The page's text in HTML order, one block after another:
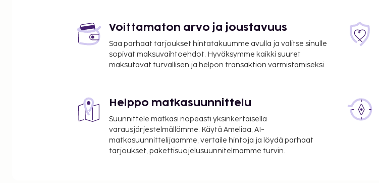
Rue Cler - 2,6 km / 1,6 mi
Les Invalides - 2,7 km / 1,7 mi
Eiffel-torni - 3,1 km / 1,9 mi
Luxemburgin puisto - 3,1 km / 1,9 mi
Lähimmät lentokentät ovat:
Orlyn lentokenttä (ORY) - 15,4 km / 9,5 mi
Roissy - Charles de Gaullen lentokenttä (CDG) - 41,5 km / 25,8 mi
Majoituspaikan ensisijainen lentokenttä on Roissy - Charles de Gaullen
Voittamaton arvo ja joustavuus
Saa parhaat tarjoukset hintatakuumme avulla ja valitse sinulle
sopivat maksuvaihtoehdot. Hyväksymme kaikki suuret
maksutavat turvallisen ja helpon transaktion varmistamiseksi.
Helppo matkasuunnittelu
Suunnittele matkasi nopeasti yksinkertaisella
varausjärjestelmällämme. Käytä Ameliaa, AI-
matkasuunnittelijaamme, vertaile hintoja ja löydä parhaat
tarjoukset, pakettisuojelusuunnitelmamme turvin.